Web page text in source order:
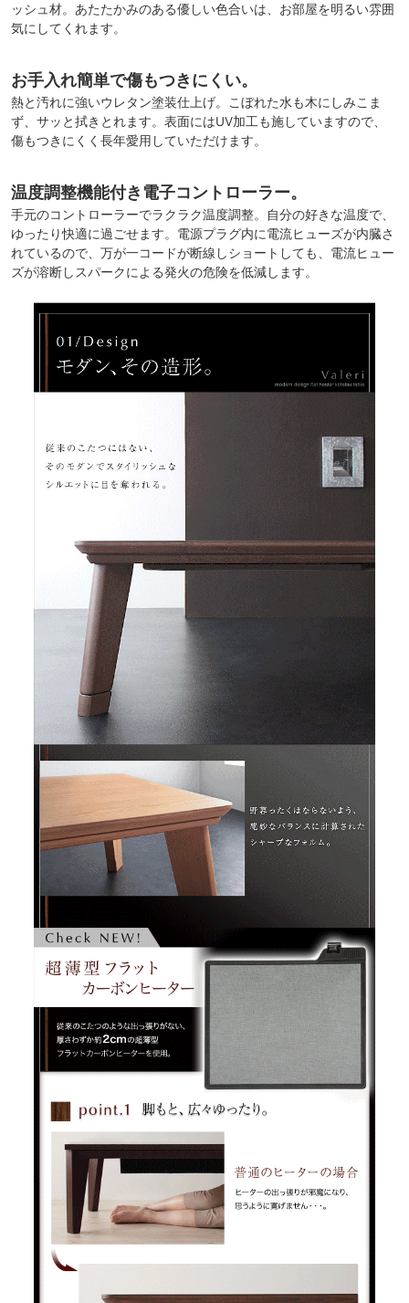
ッシュ材。あたたかみのある優しい色合いは、お部屋を明るい雰囲
気にしてくれます。
お手入れ簡単で傷もつきにくい。
熱と汚れに強いウレタン塗装仕上げ。こぼれた水も木にしみこま
ず、サッと拭きとれます。表面にはUV加工も施していますので、
傷もつきにくく長年愛用していただけます。
温度調整機能付き電子コントローラー。
手元のコントローラーでラクラク温度調整。自分の好きな温度で、
ゆったり快適に過ごせます。電源プラグ内に電流ヒューズが内臓さ
れているので、万が一コードが断線しショートしても、電流ヒュー
ズが溶断しスパークによる発火の危険を低減します。